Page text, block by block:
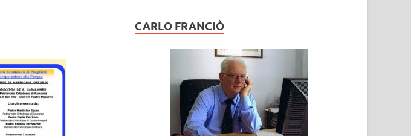
CARLO FRANCIÒ